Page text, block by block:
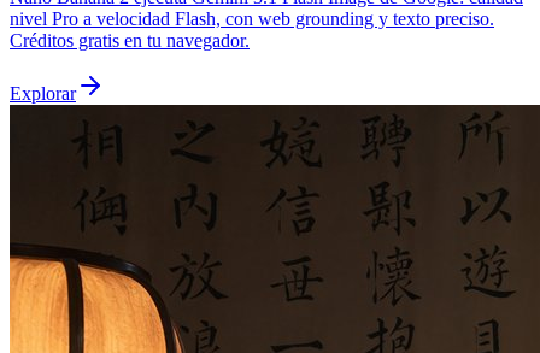
nivel Pro a velocidad Flash, con web grounding y texto preciso.
Créditos gratis en tu navegador.
Explorar